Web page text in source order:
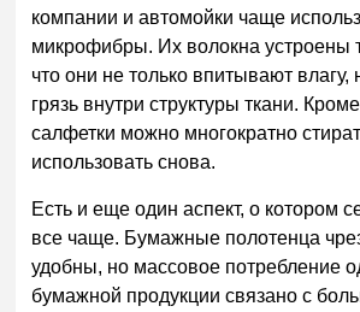
компании и автомойки чаще
микрофибры. Их волокна устроены
что они не только впитывают
грязь внутри структуры ткани.
салфетки можно многократно
использовать снова.
Есть и еще один аспект, о котором
все чаще. Бумажные полотенца
удобны, но массовое потребление
бумажной продукции связано с